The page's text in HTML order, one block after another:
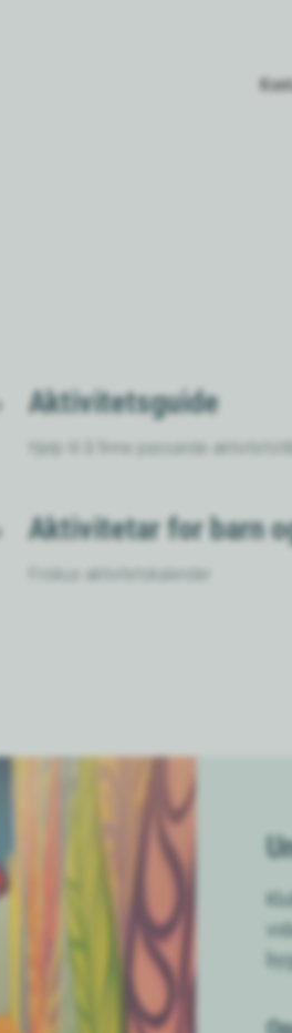
Aktivitetsguide
Hjelp til å finne passande
Aktivitetar for barn
Friskus aktivitetskalender